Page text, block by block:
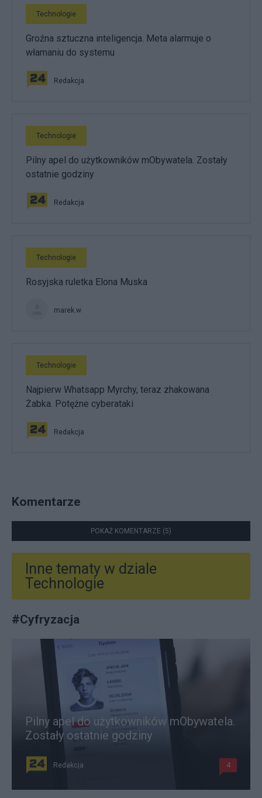
Technologie
Groźna sztuczna inteligencja. Meta alarmuje o
włamaniu do systemu
Redakcja
Technologie
Pilny apel do użytkowników mObywatela. Zostały
ostatnie godziny
Redakcja
Technologie
Rosyjska ruletka Elona Muska
marek.w
Technologie
Najpierw Whatsapp Myrchy, teraz zhakowana
Żabka. Potężne cyberataki
Redakcja
Komentarze
POKAŻ KOMENTARZE (5)
Inne tematy w dziale
Technologie
#Cyfryzacja
Pilny apel do użytkowników mObywatela.
Zostały ostatnie godziny
Redakcja 4